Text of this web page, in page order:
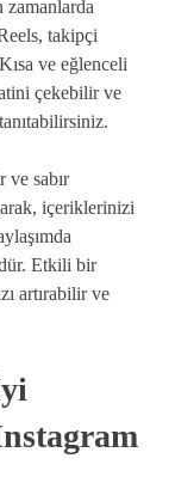
zamanlarda
takipçi
ve eğlenceli
çekebilir ve
ve sabır
içeriklerinizi
Etkili bir
artırabilir ve